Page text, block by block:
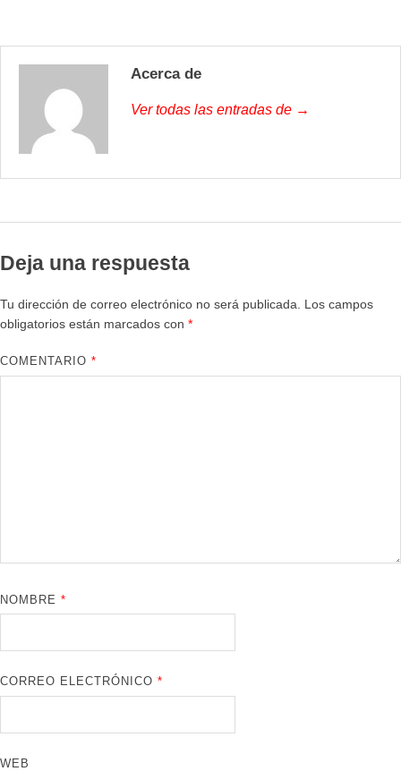
Acerca de
Ver todas las entradas de →
Deja una respuesta
Tu dirección de correo electrónico no será publicada. Los campos
obligatorios están marcados con *
COMENTARIO*
NOMBRE*
CORREO ELECTRÓNICO*
WEB